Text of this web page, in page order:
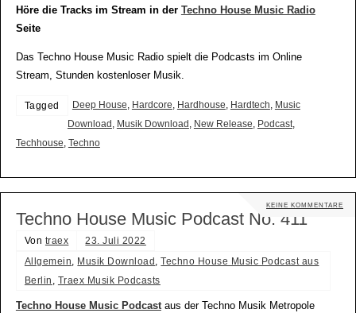
Höre die Tracks im Stream in der Techno House Music Radio
Seite
Das Techno House Music Radio spielt die Podcasts im Online
Stream, Stunden kostenloser Musik.
Tagged Deep House Hardcore Hardhouse Hardtech Music
Download Musik Download New Release Podcast,
Techhouse Techno
KEINE KOMMENTARE
Techno House Music Podcast No. 411
Von traex
23. Juli 2022
Allgemein, Musik Download ,Techno House Music Podcast aus
Berlin , Traex Musik Podcasts
Techno House Music Podcastaus der Techno Musik Metropole